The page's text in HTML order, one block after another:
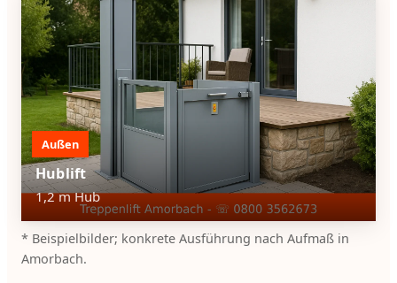
Außen
Hublift
1,2 m Hub
* Beispielbilder; konkrete Ausführung nach Aufmaß in
Amorbach.